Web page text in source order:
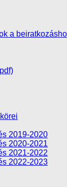
a
2019-2020
2020-2021
2021-2022
2022-2023